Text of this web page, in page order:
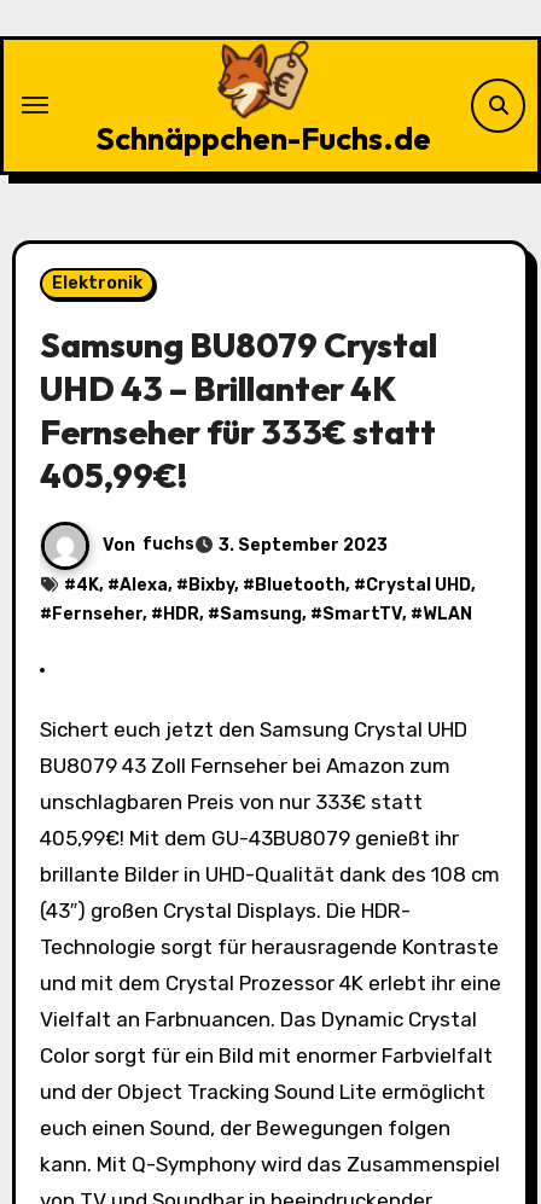
Schnäppchen-Fuchs.de
Elektronik
Samsung BU8079 Crystal
UHD 43 – Brillanter 4K
Fernseher für 333€ statt
405,99€!
Von fuchs
3. September 2023
#4K, #Alexa, # Bixby, # Bluetooth, #Crystal UHD,
# Fernseher, # HDR, #Samsung, #SmartTV, #WLAN
Sichert euch jetzt den Samsung Crystal UHD
BU8079 43 Zoll Fernseher bei Amazon zum
unschlagbaren Preis von nur 333€ statt
405,99€! Mit dem GU-43BU8079 genießt ihr
brillante Bilder in UHD-Qualität dank des 108 cm
(43″) großen Crystal Displays. Die HDR-
Technologie sorgt für herausragende Kontraste
und mit dem Crystal Prozessor 4K erlebt ihr eine
Vielfalt an Farbnuancen. Das Dynamic Crystal
Color sorgt für ein Bild mit enormer Farbvielfalt
und der Object Tracking Sound Lite ermöglicht
euch einen Sound, der Bewegungen folgen
kann. Mit Q-Symphony wird das Zusammenspiel